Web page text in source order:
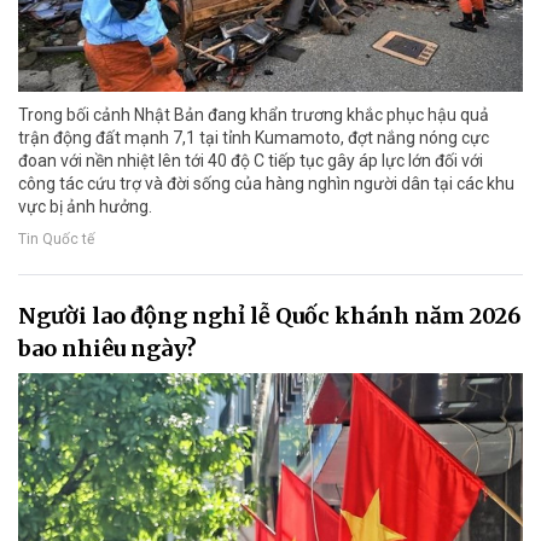
Trong bối cảnh Nhật Bản đang khẩn trương khắc phục hậu quả
trận động đất mạnh 7,1 tại tỉnh Kumamoto, đợt nắng nóng cực
đoan với nền nhiệt lên tới 40 độ C tiếp tục gây áp lực lớn đối với
công tác cứu trợ và đời sống của hàng nghìn người dân tại các khu
vực bị ảnh hưởng.
Tin Quốc tế
Người lao động nghỉ lễ Quốc khánh năm 2026
bao nhiêu ngày?